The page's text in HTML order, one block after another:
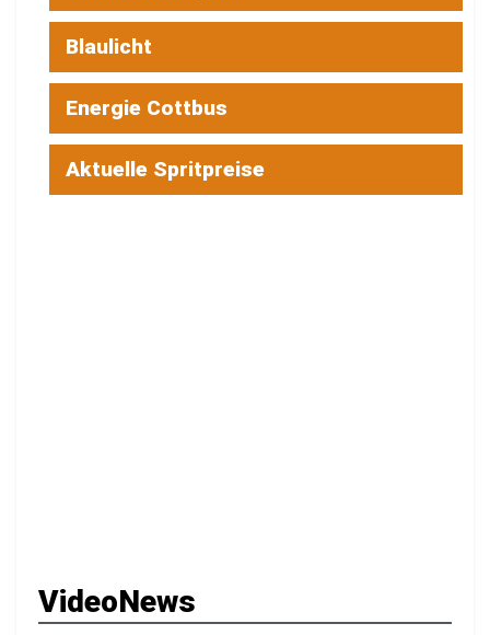
Blaulicht
Energie Cottbus
Aktuelle Spritpreise
VideoNews